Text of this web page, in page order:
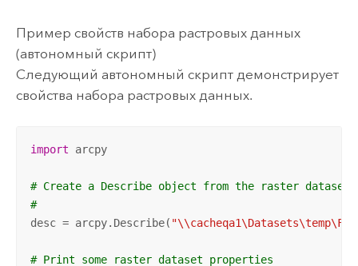
Пример свойств набора растровых данных
(автономный скрипт)
Следующий автономный скрипт демонстрирует
свойства набора растровых данных.
import arcpy
# Create a Describe object from the raster dataset
#
desc = arcpy.Describe(
# Print some raster dataset properties